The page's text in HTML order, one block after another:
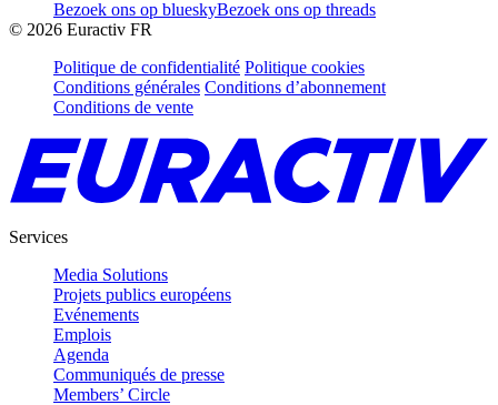
Bezoek ons op blueskyBezoek ons op threads
© 2026 Euractiv FR
Politique de confidentialité Politique cookies
Conditions générales Conditions d’abonnement
Conditions de vente
Services
Media Solutions
Projets publics européens
Evénements
Emplois
Agenda
Communiqués de presse
Members’ Circle